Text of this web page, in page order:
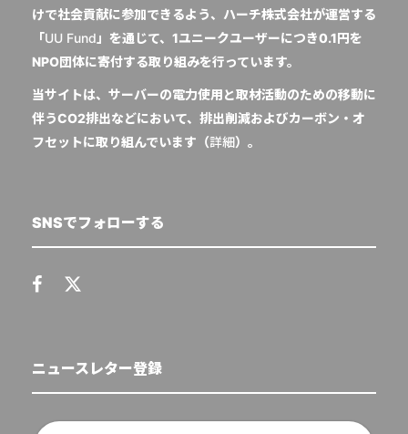
けで社会貢献に参加できるよう、ハーチ株式会社が運営する
「UU Fund 」を通じて、1ユニークユーザーにつき0.1円を
NPO団体に寄付する取り組みを行っています。
当サイトは、サーバーの電力使用と取材活動のための移動に
伴うCO2排出などにおいて、排出削減およびカーボン・オ
フセットに取り組んでいます（詳細）。
SNSでフォローする
ニュースレター登録